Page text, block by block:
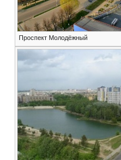
Проспект Молодёжный